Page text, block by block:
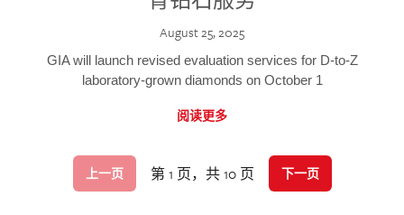
August 25, 2025
GIA will launch revised evaluation services for D-to-Z
laboratory-grown diamonds on October 1
阅读更多
上一页 第 1 页，共 10 页 下一页